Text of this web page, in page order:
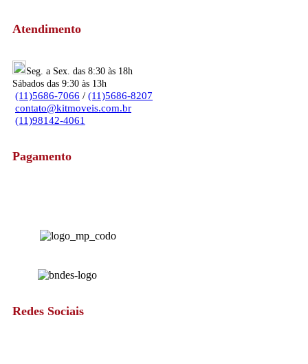
Atendimento
Seg. a Sex. das 8:30 às 18h
Sábados das 9:30 às 13h
(11)5686-7066 / (11)5686-8207
contato@kitmoveis.com.br
(11)98142-4061
Pagamento
Redes Sociais